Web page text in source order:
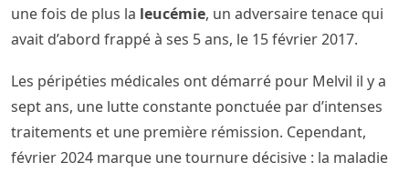
une fois de plus la leucémie, un adversaire tenace qui
avait d’abord frappé à ses 5 ans, le 15 février 2017.
Les péripéties médicales ont démarré pour Melvil il y a
sept ans, une lutte constante ponctuée par d’intenses
traitements et une première rémission. Cependant,
février 2024 marque une tournure décisive : la maladie